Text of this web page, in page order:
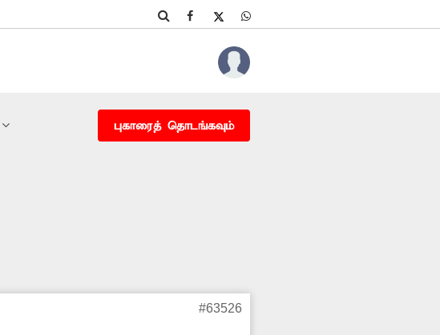
புகாரைத் தொடங்கவும்
#63526